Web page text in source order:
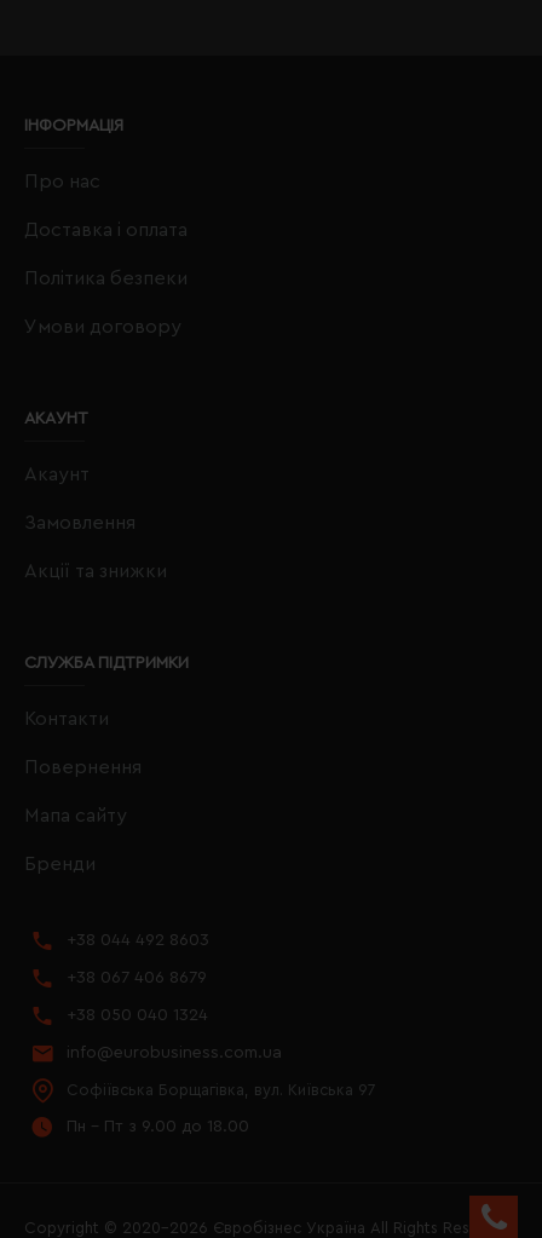
ІНФОРМАЦІЯ
Про нас
Доставка і оплата
Політика безпеки
Умови договору
АКАУНТ
Акаунт
Замовлення
Акції та знижки
СЛУЖБА ПІДТРИМКИ
Контакти
Повернення
Мапа сайту
Бренди
+38 044 492 8603
+38 067 406 8679
+38 050 040 1324
info@eurobusiness.com.ua
Софіївська Борщагівка, вул. Київська 97
Пн - Пт з 9.00 до 18.00
Copyright © 2020–2026 Євробізнес Україна All Rights Reserved